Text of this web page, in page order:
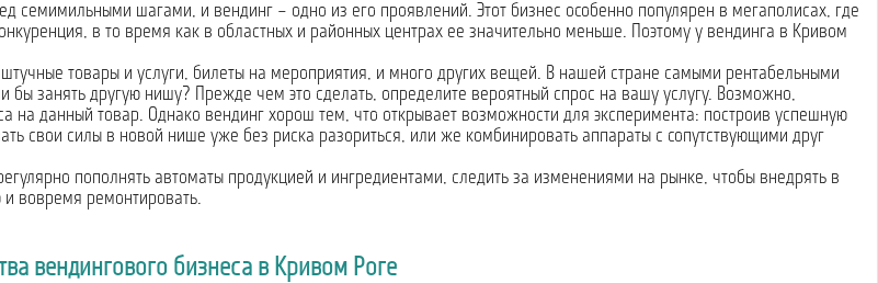
семимильными шагами, и вендинг – одно из его проявлений. Этот бизнес особенно популярен в мегаполисах, где
в то время как в областных и районных центрах ее значительно меньше. Поэтому у вендинга в Кривом
товары и услуги, билеты на мероприятия, и много других вещей. В нашей стране самыми рентабельными
занять другую нишу? Прежде чем это сделать, определите вероятный спрос на вашу услугу. Возможно,
на данный товар. Однако вендинг хорош тем, что открывает возможности для эксперимента: построив успешную
свои силы в новой нише уже без риска разориться, или же комбинировать аппараты с сопутствующими друг
пополнять автоматы продукцией и ингредиентами, следить за изменениями на рынке, чтобы внедрять в
и вовремя ремонтировать.
вендингового бизнеса в Кривом Роге